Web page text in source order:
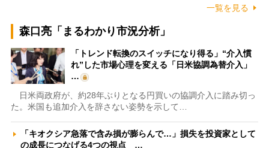
一覧を見る
森口亮「まるわかり市況分析」
「トレンド転換のスイッチになり得る」“介入慣
れ”した市場心理を変える「日米協調為替介入」
…
日米両政府が、約28年ぶりとなる円買いの協調介入に踏み切っ
た。米国も追加介入を辞さない姿勢を示して…
「キオクシア急落で含み損が膨らんで…」損失を投資家として
の成長につなげる4つの視点 …